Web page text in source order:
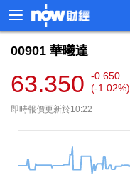
00901 華曦達
63.350
-0.650
(-1.02%)
即時報價更新於10:22